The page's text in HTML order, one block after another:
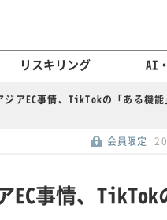
リスキリング AI
アEC事情、TikTokの「ある機
会員限定
事情、TikTok